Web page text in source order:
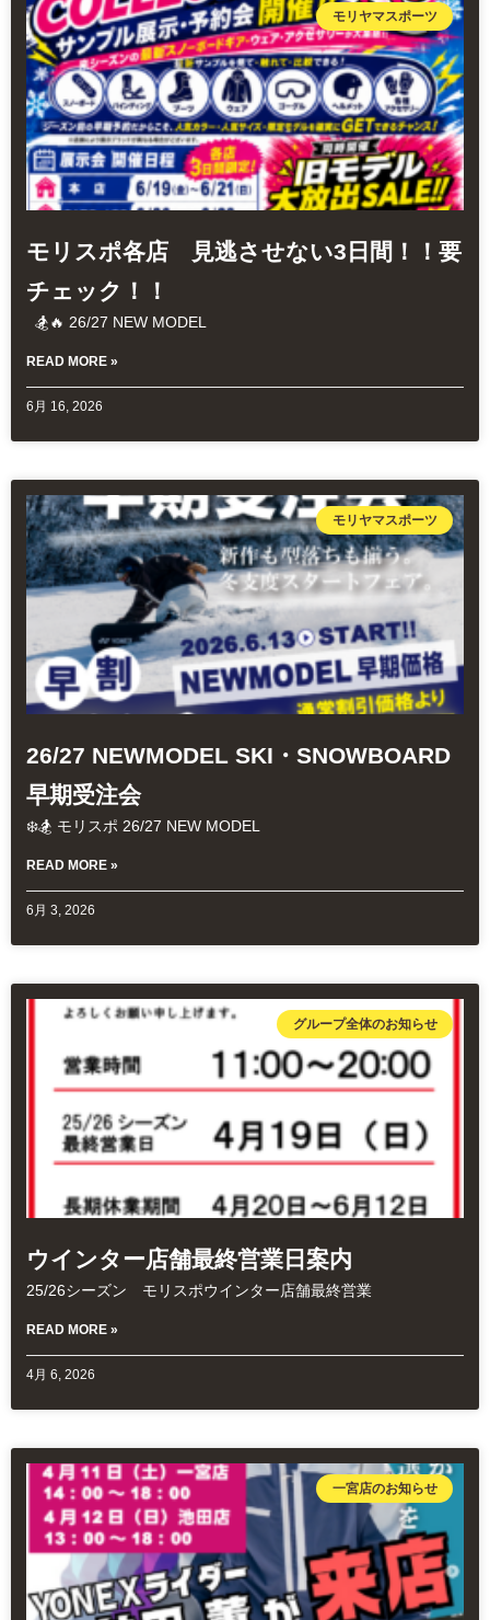
モリヤマスポーツ
モリスポ各店 見逃させない3日間！！要
チェック！！
🏂🔥 26/27 NEW MODEL
READ MORE »
6月 16, 2026
モリヤマスポーツ
26/27 NEWMODEL SKI・SNOWBOARD
早期受注会
❄️🏂 モリスポ 26/27 NEW MODEL
READ MORE »
6月 3, 2026
グループ全体のお知らせ
ウインター店舗最終営業日案内
25/26シーズン モリスポウインター店舗最終営業
READ MORE »
4月 6, 2026
一宮店のお知らせ